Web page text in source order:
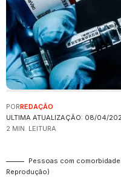
ULTIMA ATUALIZAÇÃO: 08/04/
PORREDAÇÃO
2 MIN. LEITURA
Pessoas com
Reprodução)